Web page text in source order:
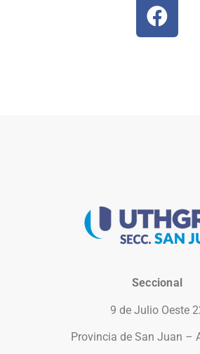
Seccional
9 de Julio Oeste
Provincia de San Juan –